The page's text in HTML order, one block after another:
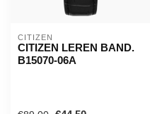
CITIZEN
CITIZEN LEREN BAND.
B15070-06A